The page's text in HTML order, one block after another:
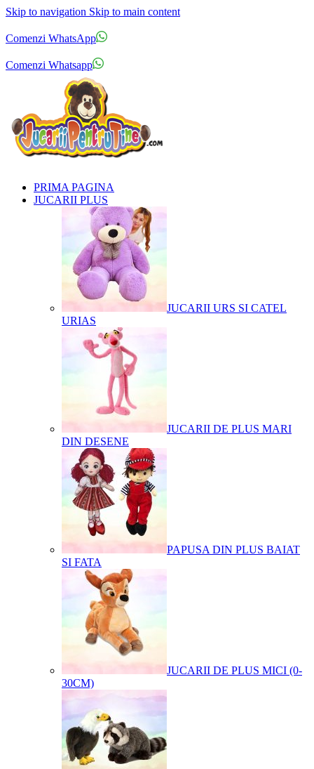
Skip to navigation Skip to main content
Comenzi WhatsApp
Comenzi Whatsapp
PRIMA PAGINA
JUCARII PLUS
JUCARII URS SI CATEL
URIAS
JUCARII DE PLUS MARI
DIN DESENE
PAPUSA DIN PLUS BAIAT
SI FATA
JUCARII DE PLUS MICI (0-
30CM)